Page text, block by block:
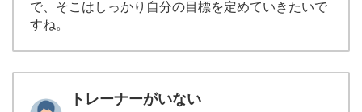
で、そこはしっかり自分の目標を定めていきたいで
すね。
トレーナーがいない